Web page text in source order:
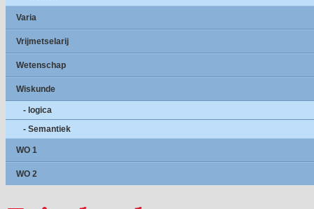
Varia
Vrijmetselarij
Wetenschap
Wiskunde
- logica
- Semantiek
WO 1
WO 2